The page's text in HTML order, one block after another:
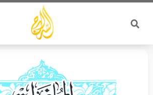
تخطي
المحتوى